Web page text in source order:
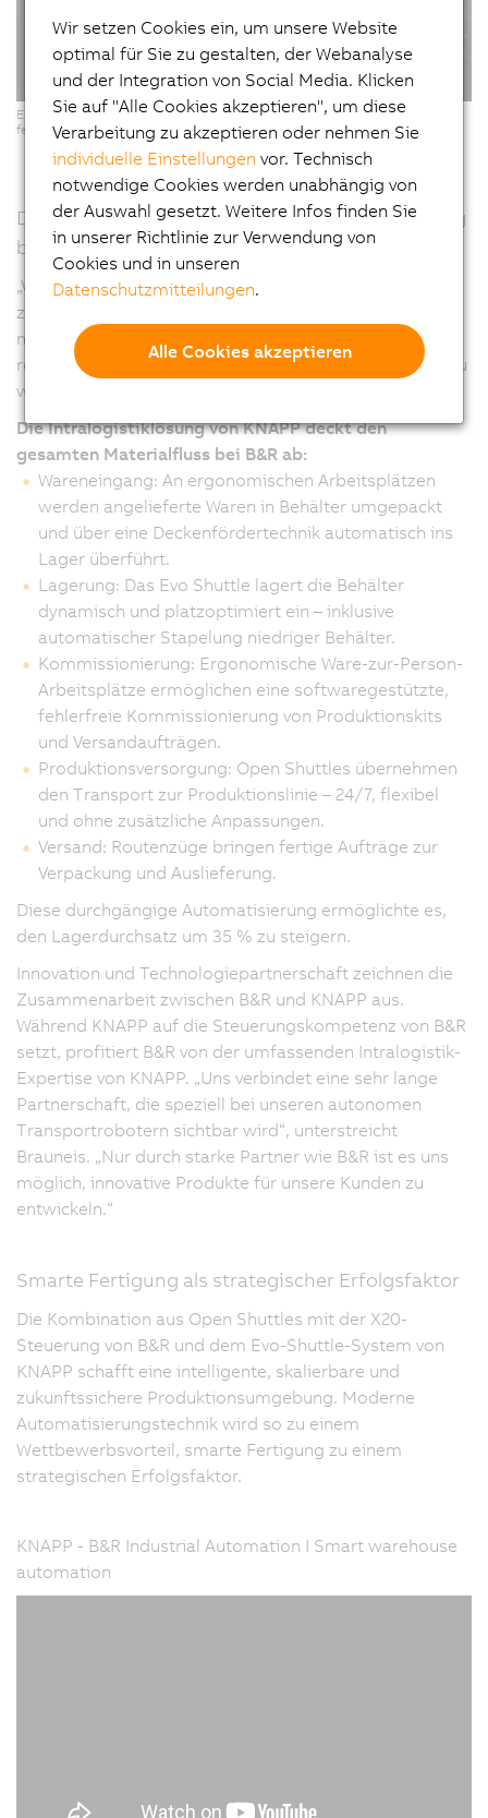
Ergonomische Pick-it-easy-Arbeitsplätze für eine softwaregestützte,
fehlerfreie Kommissionierung. (Copyright: © KNAPP/ Niederwieser)
Durchgängiger Materialfluss – von Wareneingang
bis Versand
„Vom Lager bis zur Produktion, von Wareneingang bis
zur Auslieferung. Die Automatisierung macht es
möglich, schneller und flexibler auf Änderungen zu
reagieren und gleichzeitig effizienter und produktiver zu
werden“ betont Humer.
Die Intralogistiklösung von KNAPP deckt den
gesamten Materialfluss bei B&R ab:
Wareneingang: An ergonomischen Arbeitsplätzen
werden angelieferte Waren in Behälter umgepackt
und über eine Deckenfördertechnik automatisch ins
Lager überführt.
Lagerung: Das Evo Shuttle lagert die Behälter
dynamisch und platzoptimiert ein – inklusive
automatischer Stapelung niedriger Behälter.
Kommissionierung: Ergonomische Ware-zur-Person-
Arbeitsplätze ermöglichen eine softwaregestützte,
fehlerfreie Kommissionierung von Produktionskits
und Versandaufträgen.
Produktionsversorgung: Open Shuttles übernehmen
den Transport zur Produktionslinie – 24/7, flexibel
und ohne zusätzliche Anpassungen.
Versand: Routenzüge bringen fertige Aufträge zur
Verpackung und Auslieferung.
Diese durchgängige Automatisierung ermöglichte es,
den Lagerdurchsatz um 35 % zu steigern.
Innovation und Technologiepartnerschaft zeichnen die
Zusammenarbeit zwischen B&R und KNAPP aus.
Während KNAPP auf die Steuerungskompetenz von B&R
setzt, profitiert B&R von der umfassenden Intralogistik-
Expertise von KNAPP. „Uns verbindet eine sehr lange
Partnerschaft, die speziell bei unseren autonomen
Transportrobotern sichtbar wird“, unterstreicht
Brauneis. „Nur durch starke Partner wie B&R ist es uns
möglich, innovative Produkte für unsere Kunden zu
entwickeln.“
Smarte Fertigung als strategischer Erfolgsfaktor
Die Kombination aus Open Shuttles mit der X20-
Steuerung von B&R und dem Evo-Shuttle-System von
KNAPP schafft eine intelligente, skalierbare und
zukunftssichere Produktionsumgebung. Moderne
Automatisierungstechnik wird so zu einem
Wettbewerbsvorteil, smarte Fertigung zu einem
strategischen Erfolgsfaktor.
KNAPP - B&R Industrial Automation I Smart warehouse
automation
Wir setzen Cookies ein, um unsere Website
optimal für Sie zu gestalten, der Webanalyse
und der Integration von Social Media. Klicken
Sie auf "Alle Cookies akzeptieren", um diese
Verarbeitung zu akzeptieren oder nehmen Sie
individuelle Einstellungen vor. Technisch
notwendige Cookies werden unabhängig von
der Auswahl gesetzt. Weitere Infos finden Sie
in unserer Richtlinie zur Verwendung von
Cookies und in unseren
Datenschutzmitteilungen.
Alle Cookies akzeptieren